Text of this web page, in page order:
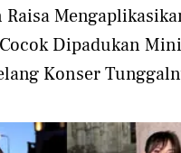
Raisa
Dipadukan
Konser